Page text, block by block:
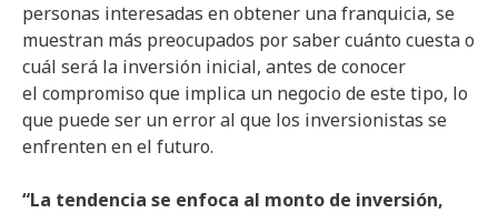
personas interesadas en obtener una franquicia, se
muestran más preocupados por saber cuánto cuesta o
cuál será la inversión inicial, antes de conocer
el compromiso que implica un negocio de este tipo, lo
que puede ser un error al que los inversionistas se
enfrenten en el futuro.
“La tendencia se enfoca al monto de inversión,